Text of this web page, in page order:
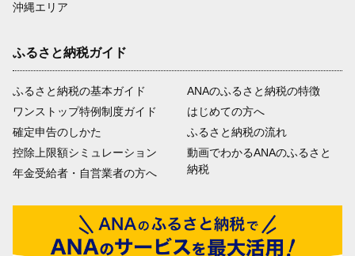
沖縄エリア
ふるさと納税ガイド
ふるさと納税の基本ガイド
ワンストップ特例制度ガイド
確定申告のしかた
控除上限額シミュレーション
年金受給者・自営業者の方へ
ANAのふるさと納税の特徴
はじめての方へ
ふるさと納税の流れ
動画でわかるANAのふるさと
納税